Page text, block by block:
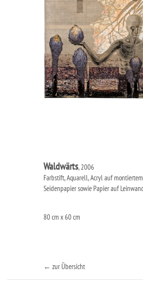
Waldwärts, 2006
Farbstift, Aquarell, Acryl auf
Seidenpapier sowie Papier auf
80 cm x 60 cm
← zur Übersicht